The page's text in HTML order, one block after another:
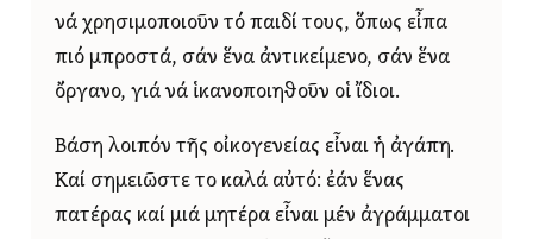
νά χρησιμοποιοῦν τό παιδί τους, ὅπως εἶπα
πιό μπροστά, σάν ἕνα ἀντικείμενο, σάν ἕνα
ὄργανο, γιά νά ἱκανοποιηθοῦν οἱ ἴδιοι.
Βάση λοιπόν τῆς οἰκογενείας εἶναι ἡ ἀγάπη.
Καί σημειῶστε το καλά αὐτό: ἐάν ἕνας
πατέρας καί μιά μητέρα εἶναι μέν ἀγράμματοι